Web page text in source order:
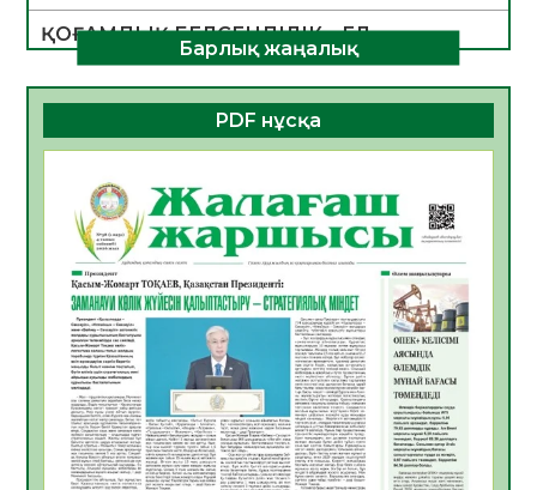
ҚОҒАМДЫҚ БЕЛСЕНДІЛІК – ЕЛ
ДАМУЫНЫҢ НЕГІЗІ
06.08.2026
25 0
ҚҰРЫЛТАЙ САЙЛАУЫ – БОЛАШАҚҚА
06.08.2026
Инфекциялық ауруларға қарсы иммундау
жұмыстарының тиімділігі
06.08.2026
29
Көкжөтел ауруы туралы
06.08.2026
26
АПВ вакцинасы туралы мәлімет
06.08.2026
27
Барлық жаңалық
PDF нұсқа